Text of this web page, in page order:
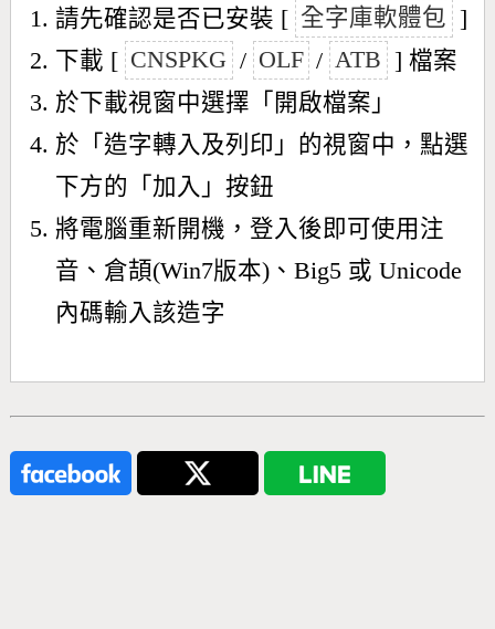
請先確認是否已安裝 [ 全字庫軟體包 ]
下載 [ CNSPKG / OLF / ATB ] 檔案
於下載視窗中選擇「開啟檔案」
於「造字轉入及列印」的視窗中，點選
下方的「加入」按鈕
將電腦重新開機，登入後即可使用注
音、倉頡(Win7版本)、Big5 或 Unicode
內碼輸入該造字